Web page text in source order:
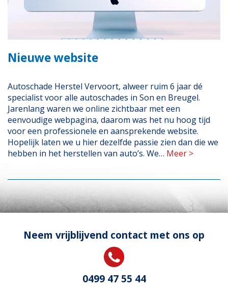
Nieuwe website
Autoschade Herstel Vervoort, alweer ruim 6 jaar dé
specialist voor alle autoschades in Son en Breugel.
Jarenlang waren we online zichtbaar met een
eenvoudige webpagina, daarom was het nu hoog tijd
voor een professionele en aansprekende website.
Hopelijk laten we u hier dezelfde passie zien dan die we
hebben in het herstellen van auto’s. We… Meer >
Neem vrijblijvend contact met ons op
0499 47 55 44